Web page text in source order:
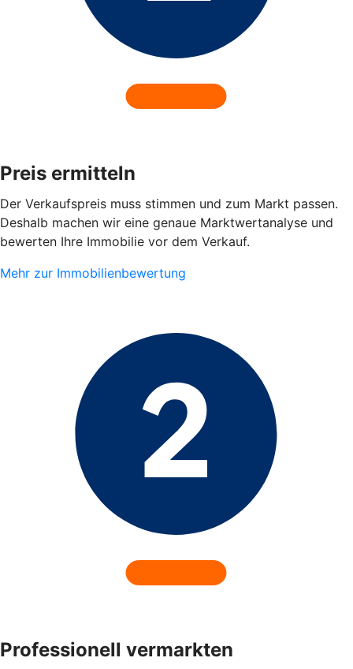
Preis ermitteln
Der Verkaufspreis muss stimmen und zum Markt passen.
Deshalb machen wir eine genaue Marktwertanalyse und
bewerten Ihre Immobilie vor dem Verkauf.
Mehr zur Immobilienbewertung
Professionell vermarkten